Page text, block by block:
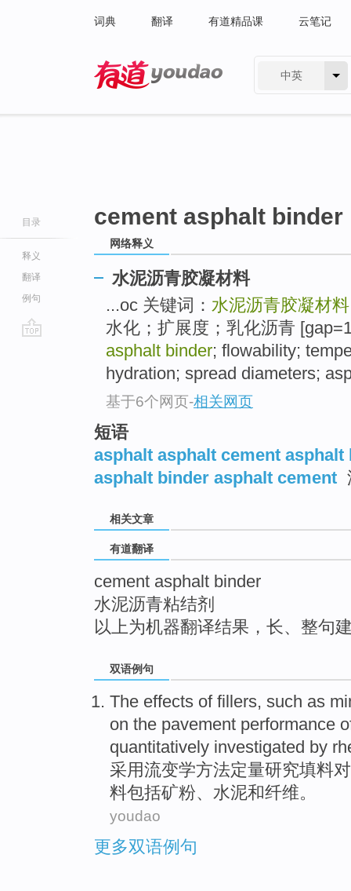
词典 翻译 有道精品课 云笔记
中英
目录
释义
翻译
例句
cement asphalt binder
网络释义
水泥沥青胶凝材料
...oc 关键词： 水泥沥青胶凝材料
水化；扩展度；乳化沥青
asphalt binder; flowability;
hydration; spread diameters;
基于6个网页-相关网页
短语
asphalt asphalt cement asphalt
asphalt binder asphalt cement
相关文章
有道翻译
cement asphalt binder
水泥沥青粘结剂
以上为机器翻译结果，长、整句
双语例句
The effects of fillers, such as
on the pavement performance
quantitatively investigated by
采用流变学方法定量研究填料对
料包括矿粉、 水泥和纤维。
youdao
更多双语例句